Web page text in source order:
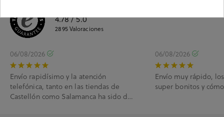
4.78/ 5.0
2895Valoraciones
06/08/2026
Envío rapidísimo y la atención
telefónica, tanto en las tiendas de
Castellón como Salamanca ha sido de
06/08/2026
Envío muy rápido,
super bonitos y